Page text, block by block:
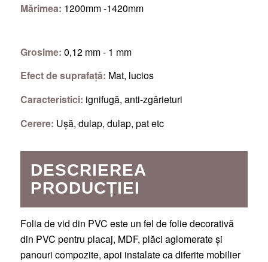
Mărimea: 1200mm -1420mm
Grosime: 0,12 mm - 1 mm
Efect de suprafață: Mat, lucios
Caracteristici: ignifugă, anti-zgârieturi
Cerere: Ușă, dulap, dulap, pat etc
DESCRIEREA
PRODUCȚIEI
Folia de vid din PVC este un fel de folie decorativă
din PVC pentru placaj, MDF, plăci aglomerate și
panouri compozite, apoi instalate ca diferite mobilier